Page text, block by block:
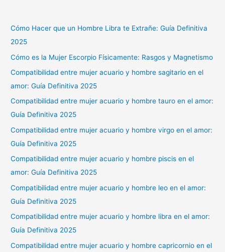
Cómo Hacer que un Hombre Libra te Extrañe: Guía Definitiva
2025
Cómo es la Mujer Escorpio Físicamente: Rasgos y Magnetismo
Compatibilidad entre mujer acuario y hombre sagitario en el
amor: Guía Definitiva 2025
Compatibilidad entre mujer acuario y hombre tauro en el amor:
Guía Definitiva 2025
Compatibilidad entre mujer acuario y hombre virgo en el amor:
Guía Definitiva 2025
Compatibilidad entre mujer acuario y hombre piscis en el
amor: Guía Definitiva 2025
Compatibilidad entre mujer acuario y hombre leo en el amor:
Guía Definitiva 2025
Compatibilidad entre mujer acuario y hombre libra en el amor:
Guía Definitiva 2025
Compatibilidad entre mujer acuario y hombre capricornio en el